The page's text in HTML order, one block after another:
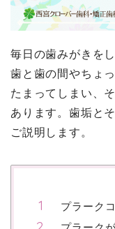
毎日の歯みがきを
歯と歯の間やちょ
たまってしまい、
あります。歯垢と
ご説明します。
プラーク